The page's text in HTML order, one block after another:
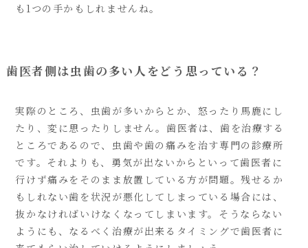
も1つの手かもしれませんね。
歯医者側は虫歯の多い人をどう思っている？
実際のところ、虫歯が多いからとか、怒ったり馬鹿にし
たり、変に思ったりしません。歯医者は、歯を治療する
ところであるので、虫歯や歯の痛みを治す専門の診療所
です。それよりも、勇気が出ないからといって歯医者に
行けず痛みをそのまま放置している方が問題。残せるか
もしれない歯を状況が悪化してしまっている場合には、
抜かなければいけなくなってしまいます。そうならない
ようにも、なるべく治療が出来るタイミングで歯医者に